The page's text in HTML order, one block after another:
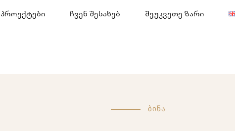
პროექტები ჩვენ შესახებ შეუკვეთე ზარი
ბინა